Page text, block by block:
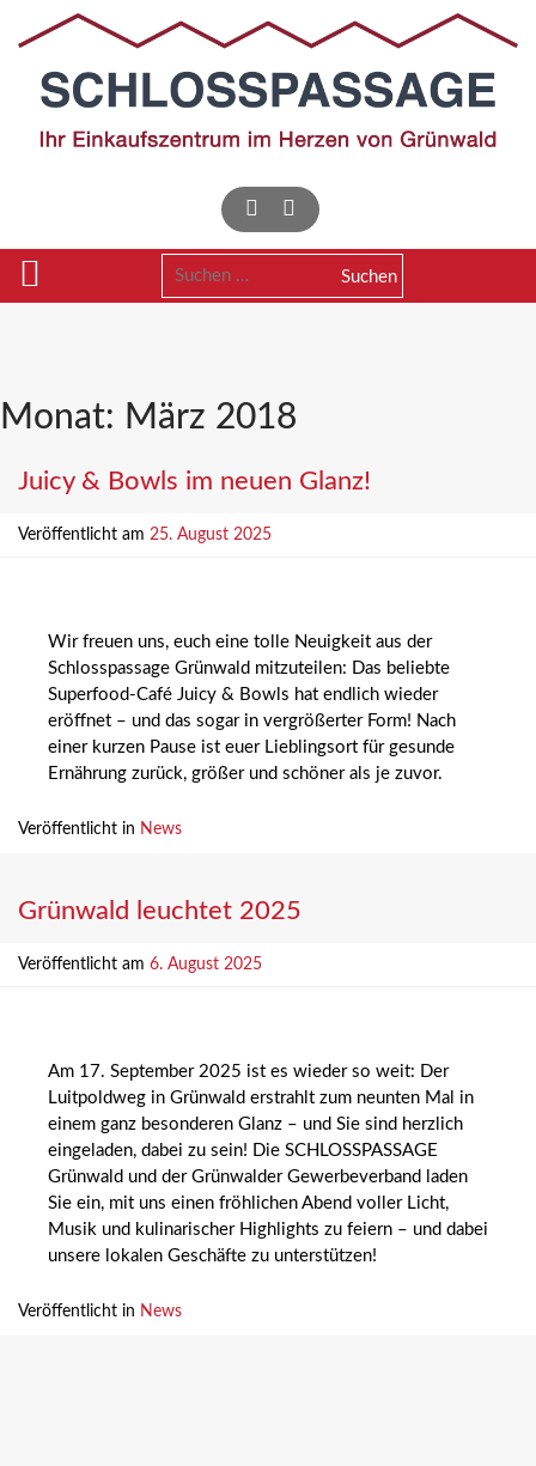
Suchen
Monat: März 2018
Juicy & Bowls im neuen Glanz!
Veröffentlicht am 25. August 2025
Wir freuen uns, euch eine tolle Neuigkeit aus der
Schlosspassage Grünwald mitzuteilen: Das beliebte
Superfood-Café Juicy & Bowls hat endlich wieder
eröffnet – und das sogar in vergrößerter Form! Nach
einer kurzen Pause ist euer Lieblingsort für gesunde
Ernährung zurück, größer und schöner als je zuvor.
Veröffentlicht in News
Grünwald leuchtet 2025
Veröffentlicht am 6. August 2025
Am 17. September 2025 ist es wieder so weit: Der
Luitpoldweg in Grünwald erstrahlt zum neunten Mal in
einem ganz besonderen Glanz – und Sie sind herzlich
eingeladen, dabei zu sein! Die SCHLOSSPASSAGE
Grünwald und der Grünwalder Gewerbeverband laden
Sie ein, mit uns einen fröhlichen Abend voller Licht,
Musik und kulinarischer Highlights zu feiern – und dabei
unsere lokalen Geschäfte zu unterstützen!
Veröffentlicht in News